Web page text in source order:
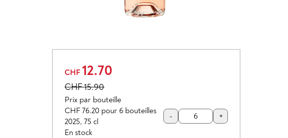
CHF 12.70
CHF15.90
Prix par bouteille
CHF 76.20 pour 6 bouteilles
2025,75 cl
En stock
- +